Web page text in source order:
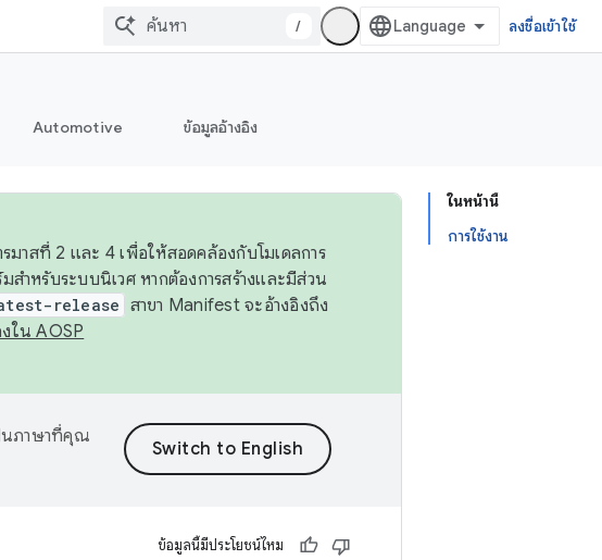
/ ลงชื่อเข้าใช้
Automotive ข้อมูลอ้างอิง
ในหน้านี้
การใช้งาน
มาสที่ 2 และ 4 เพื่อให้สอดคล้องกับโมเดลการ
หรับระบบนิเวศ หากต้องการสร้างและมีส่วน
release สาขา Manifest จะอ้างอิงถึง
ใน AOSP
นภาษาที่คุณ
ข้อมูลนี้มีประโยชน์ไหม